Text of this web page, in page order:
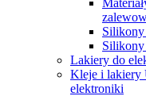
Lakiery do
Kleje i lakiery
elektroniki